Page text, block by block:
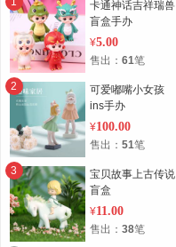
卡通神话吉祥瑞兽
盲盒手办
¥5.00
售出： 61笔
2
可爱嘟嘴小女孩
ins手办
¥100.00
售出： 51笔
3
宝贝故事上古传说
盲盒
¥11.00
售出： 38笔